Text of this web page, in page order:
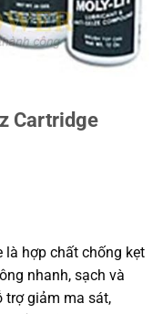
Cartridge
là hợp chất chống kẹt
nhanh, sạch và
trợ giảm ma sát,